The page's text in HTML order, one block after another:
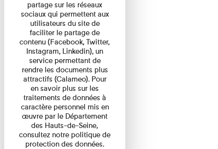
partage sur les réseaux
sociaux qui permettent aux
utilisateurs du site de
faciliter le partage de
contenu (Facebook, Twitter,
Instagram, Linkedin), un
service permettant de
rendre les documents plus
attractifs (Calameo). Pour
en savoir plus sur les
traitements de données à
caractère personnel mis en
œuvre par le Département
des Hauts-de-Seine,
consultez notre politique de
protection des données.